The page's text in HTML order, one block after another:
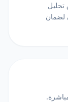
تحليل
لضمان